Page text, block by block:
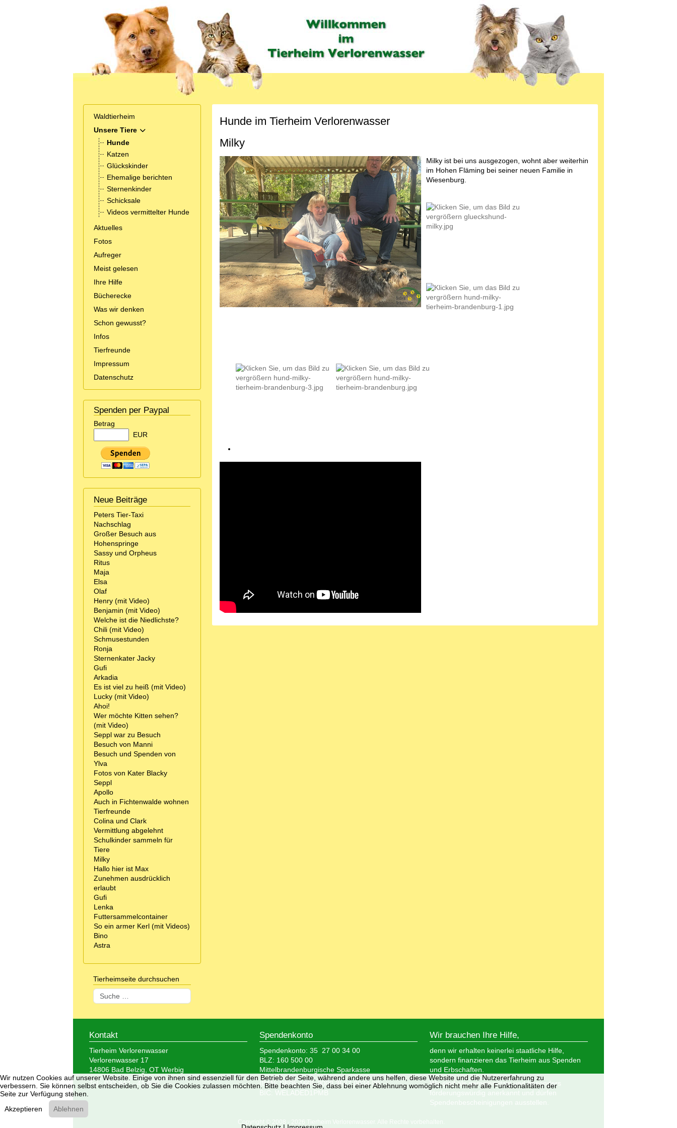
Waldtierheim
Unsere Tiere
MOD_MENU_TOGGLE_SUBMENU_LABEL
Hunde
Katzen
Glückskinder
Ehemalige berichten
Sternenkinder
Schicksale
Videos vermittelter Hunde
Aktuelles
Fotos
Aufreger
Meist gelesen
Ihre Hilfe
Bücherecke
Was wir denken
Schon gewusst?
Infos
Tierfreunde
Impressum
Datenschutz
Spenden per Paypal
Betrag
EUR
Neue Beiträge
Peters Tier-Taxi
Nachschlag
Großer Besuch aus
Hohenspringe
Sassy und Orpheus
Ritus
Maja
Elsa
Olaf
Henry (mit Video)
Benjamin (mit Video)
Welche ist die Niedlichste?
Chili (mit Video)
Schmusestunden
Ronja
Sternenkater Jacky
Gufi
Arkadia
Es ist viel zu heiß (mit Video)
Lucky (mit Video)
Ahoi!
Wer möchte Kitten sehen?
(mit Video)
Seppl war zu Besuch
Besuch von Manni
Besuch und Spenden von
Ylva
Fotos von Kater Blacky
Seppl
Apollo
Auch in Fichtenwalde wohnen
Tierfreunde
Colina und Clark
Vermittlung abgelehnt
Schulkinder sammeln für
Tiere
Milky
Hallo hier ist Max
Zunehmen ausdrücklich
erlaubt
Gufi
Lenka
Futtersammelcontainer
So ein armer Kerl (mit Videos)
Bino
Astra
Tierheimseite durchsuchen
Suchen
Hunde im Tierheim Verlorenwasser
Milky
Milky ist bei uns ausgezogen, wohnt aber weiterhin
im Hohen Fläming bei seiner neuen Familie in
Wiesenburg.
Kontakt
Tierheim Verlorenwasser
Verlorenwasser 17
14806 Bad Belzig, OT Werbig
Tel.: 033 847 - 41 890
Spendenkonto
Spendenkonto: 35 27 00 34 00
BLZ: 160 500 00
Mittelbrandenburgische Sparkasse
IBAN: DE05 1605 0000 3527 0034 00
BIC: WELADED1PMB
Wir brauchen Ihre Hilfe,
denn wir erhalten keinerlei staatliche Hilfe,
sondern finanzieren das Tierheim aus Spenden
und Erbschaften.
Wir sind als gemeinnützig und besonders
förderungswürdig anerkannt und dürfen
Spendenbescheinigungen ausstellen.
Copyright © 2008 - 2026 Tierheim Verlorenwasser. Alle Rechte vorbehalten.
Wir nutzen Cookies auf unserer Website. Einige von ihnen sind essenziell für den Betrieb der Seite, während andere uns helfen, diese Website und die Nutzererfahrung zu
verbessern. Sie können selbst entscheiden, ob Sie die Cookies zulassen möchten. Bitte beachten Sie, dass bei einer Ablehnung womöglich nicht mehr alle Funktionalitäten der
Seite zur Verfügung stehen.
Akzeptieren
Ablehnen